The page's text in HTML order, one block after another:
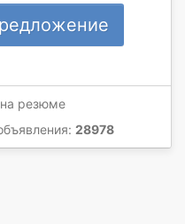
резюме
28978